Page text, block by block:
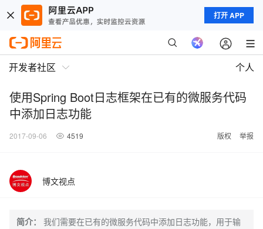
打开 APP
开发者社区 个人
使用Spring Boot日志框架在已有的微服务代码
中添加日志功能
2017-09-06 4519 版权 举报
博文视点
简介：
我们需要在已有的微服务代码中添加日志功能，用于输